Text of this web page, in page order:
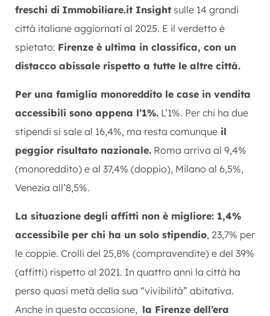
freschi di Immobiliare.it Insight sulle 14 grandi
città italiane aggiornati al 2025. E il verdetto è
spietato: Firenze è ultima in classifica, con un
distacco abissale rispetto a tutte le altre città.
Per una famiglia monoreddito le case in vendita
accessibili sono appena l’1%. L’1%. Per chi ha due
stipendi si sale al 16,4%, ma resta comunque il
peggior risultato nazionale. Roma arriva al 9,4%
(monoreddito) e al 37,4% (doppio), Milano al 6,5%,
Venezia all’8,5%.
La situazione degli affitti non è migliore: 1,4%
accessibile per chi ha un solo stipendio, 23,7% per
le coppie. Crolli del 25,8% (compravendite) e del 39%
(affitti) rispetto al 2021. In quattro anni la città ha
perso quasi metà della sua “vivibilità” abitativa.
Anche in questa occasione, la Firenze dell’era